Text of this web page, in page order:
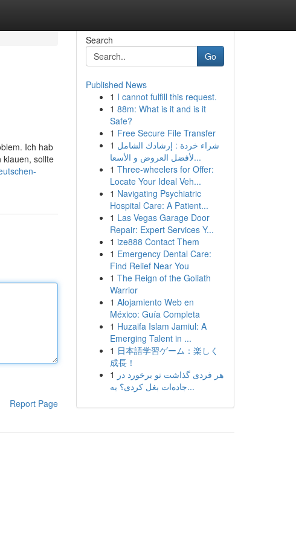
Ich hab
klauen, sollte
Report Page
Search
Go
Published News
1 I cannot fulfill this request.
1 88m: What is it and is it
Safe?
1 Free Secure File Transfer
1 شراء خردة : إرشادك الشامل
لأفضل العروض و الأسعا...
1 Three-wheelers for Offer:
Locate Your Ideal Veh...
1 Navigating Psychiatric
Hospital Care: A Patient...
1 Las Vegas Garage Door
Repair: Expert Services Y...
1 ize888 Contact Them
1 Emergency Dental Care:
Find Relief Near You
1 The Reign of the Goliath
Warrior
1 Alojamiento Web en
México: Guía Completa
1 Huzaifa Islam Jamiul: A
Emerging Talent in ...
1 日本語学習ゲーム：楽しく
成長！
1 هر فردی گذاشت تو برخورد در
جاده‌ات بغل کردی؟ یه...